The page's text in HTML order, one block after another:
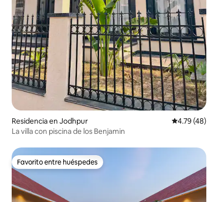
Residencia en Jodhpur Calificación
4.79 (48)
La villa con piscina de los Benjamin
Favorito entre huéspedes
Favorito entre huéspedes